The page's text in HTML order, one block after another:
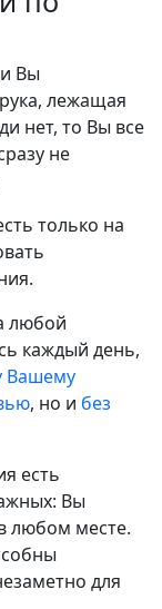
Вы
лежащая
нет, то Вы все
не
только на
любой
каждый день,
Вашему
, но и без
есть
Вы
любом месте.
для